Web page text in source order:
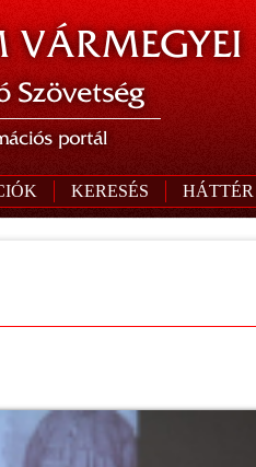
VÁRMEGYEI
Szövetség
portál
KERESÉS HÁTTÉR